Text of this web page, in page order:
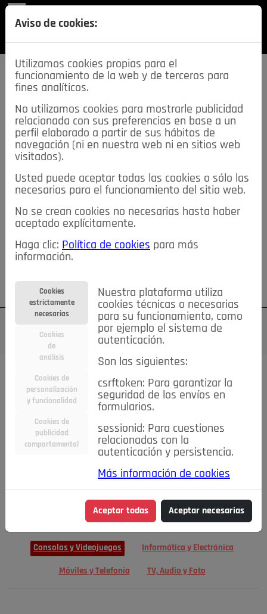
SECCIONES
descarga esta
REVISTA
≡NOTICIAS
NOTICIAS SERVICIOS DE INTERÉS
TABLÓN DE ANUNCIOS MIS ANUNCIOS CONTACTO
NOSOTROS
Su cuenta Regístrese ¿Olvidó su contraseña?
TODAS Deporte Bicicletas Deportes y Ocio
Electrodomésticos
Niños y Bebés Inmobiliaria Construcción y Reformas
Moda Accesorios Ropa Motor
Motor y Accesorios Motos Ocio
Cine, Libros y Música Coleccionismo Otros Otros
Empleo Servicios Tecnología
Consolas y Videojuegos Informática y Electrónica
Móviles y Telefonía TV, Audio y Foto
Aviso de cookies:
Utilizamos cookies propias para el
funcionamiento de la web y de terceros para
fines analíticos.
No utilizamos cookies para mostrarle publicidad
relacionada con sus preferencias en base a un
perfil elaborado a partir de sus hábitos de
navegación (ni en nuestra web ni en sitios web
visitados).
Usted puede aceptar todas las cookies o sólo las
necesarias para el funcionamiento del sitio web.
No se crean cookies no necesarias hasta haber
aceptado explícitamente.
Haga clic: Política de cookies para más
información.
Cookies
estrictamente
necesarias
Cookies
de
análisis
Cookies de
personalización
y funcionalidad
Cookies de
publicidad
comportamental
Nuestra plataforma utiliza
cookies técnicas o necesarias
para su funcionamiento, como
por ejemplo el sistema de
autenticación.
Son las siguientes:
csrftoken: Para garantizar la
seguridad de los envíos en
formularios.
sessionid: Para cuestiones
relacionadas con la
autenticación y persistencia.
Más información de cookies
Aceptar todas Aceptar necesarias